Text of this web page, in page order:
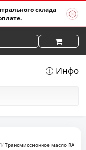
склада
Инфо
Трансмиссионное масло